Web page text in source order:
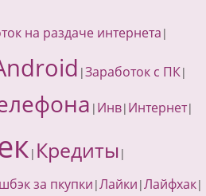
на раздаче интернета |
|Заработок с ПК|
| Инв| Интернет|
| Кредиты |
за пкупки |Лайки |Лайфхак|